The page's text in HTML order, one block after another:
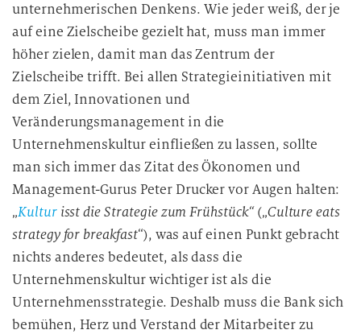
unternehmerischen Denkens. Wie jeder weiß, der je
auf eine Zielscheibe gezielt hat, muss man immer
höher zielen, damit man das Zentrum der
Zielscheibe trifft. Bei allen Strategieinitiativen mit
dem Ziel, Innovationen und
Veränderungsmanagement in die
Unternehmenskultur einfließen zu lassen, sollte
man sich immer das Zitat des Ökonomen und
Management-Gurus Peter Drucker vor Augen halten:
„Kulturisst die Strategie zum Frühstück“(„Culture eats
strategy for breakfast“), was auf einen Punkt gebracht
nichts anderes bedeutet, als dass die
Unternehmenskultur wichtiger ist als die
Unternehmensstrategie. Deshalb muss die Bank sich
bemühen, Herz und Verstand der Mitarbeiter zu